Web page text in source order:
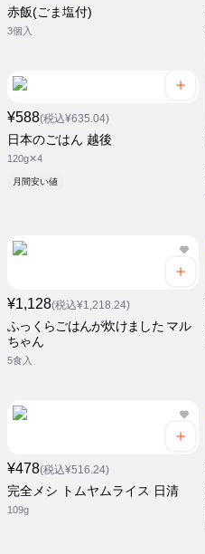
赤飯(ごま塩付)
3個入
¥588(税込¥635.04)
日本のごはん 越後
120g✕4
月間安い値
¥1,128(税込¥1,218.24)
ふっくらごはんが炊けました マル
ちゃん
5食入
¥478(税込¥516.24)
完全メシ トムヤムライス 日清
109g